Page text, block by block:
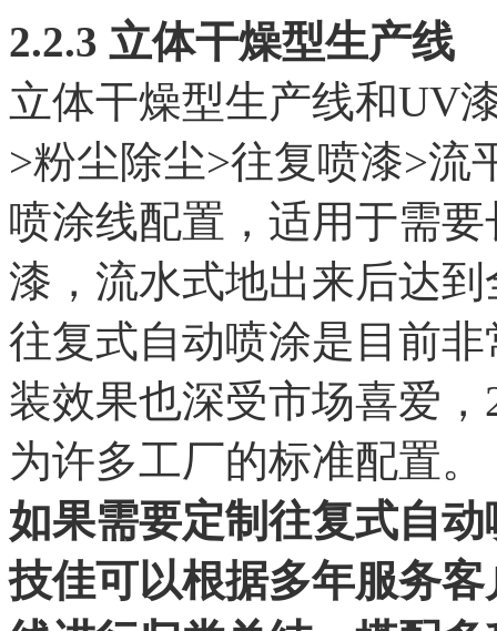
2.2.3 立体干燥型生产线
立体干燥型生产线和UV
>粉尘除尘>往复喷漆>流
喷涂线配置，适用于需
漆，流水式地出来后达
往复式自动喷涂是目前
装效果也深受市场喜爱
为许多工厂的标准配置。
如果需要定制往复式自
技佳可以根据多年服务